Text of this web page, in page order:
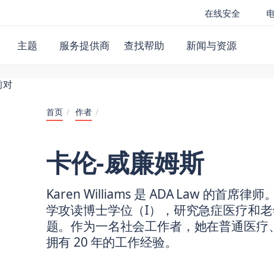
在线安全
主题 服务提供商 查找帮助 新闻与资源
首页 / 作者 /
卡伦-威廉姆斯
Karen Williams 是 ADA Law 的首席律师
学攻读博士学位（I），研究急症医疗和
题。作为一名社会工作者，她在普通医
拥有 20 年的工作经验。